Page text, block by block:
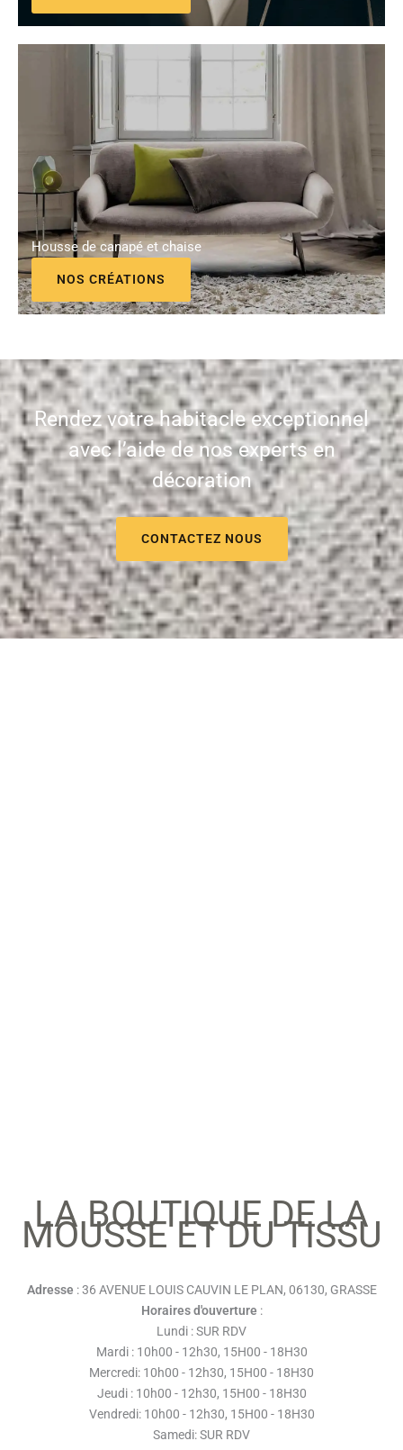
Housse de canapé et chaise
NOS CRÉATIONS
Rendez votre habitacle exceptionnel
avec l’aide de nos experts en
décoration
CONTACTEZ NOUS
LA BOUTIQUE DE LA
MOUSSE ET DU TISSU
Adresse : 36 AVENUE LOUIS CAUVIN LE PLAN, 06130, GRASSE
Horaires d'ouverture :
Lundi : SUR RDV
Mardi : 10h00 - 12h30, 15H00 - 18H30
Mercredi: 10h00 - 12h30, 15H00 - 18H30
Jeudi : 10h00 - 12h30, 15H00 - 18H30
Vendredi: 10h00 - 12h30, 15H00 - 18H30
Samedi: SUR RDV